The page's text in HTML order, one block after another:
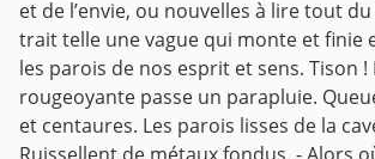
et de l’envie, ou nouvelles à lire tout du
trait telle une vague qui monte et finie
les parois de nos esprit et sens. Tison
rougeoyante passe un parapluie.
et centaures. Les parois lisses de la